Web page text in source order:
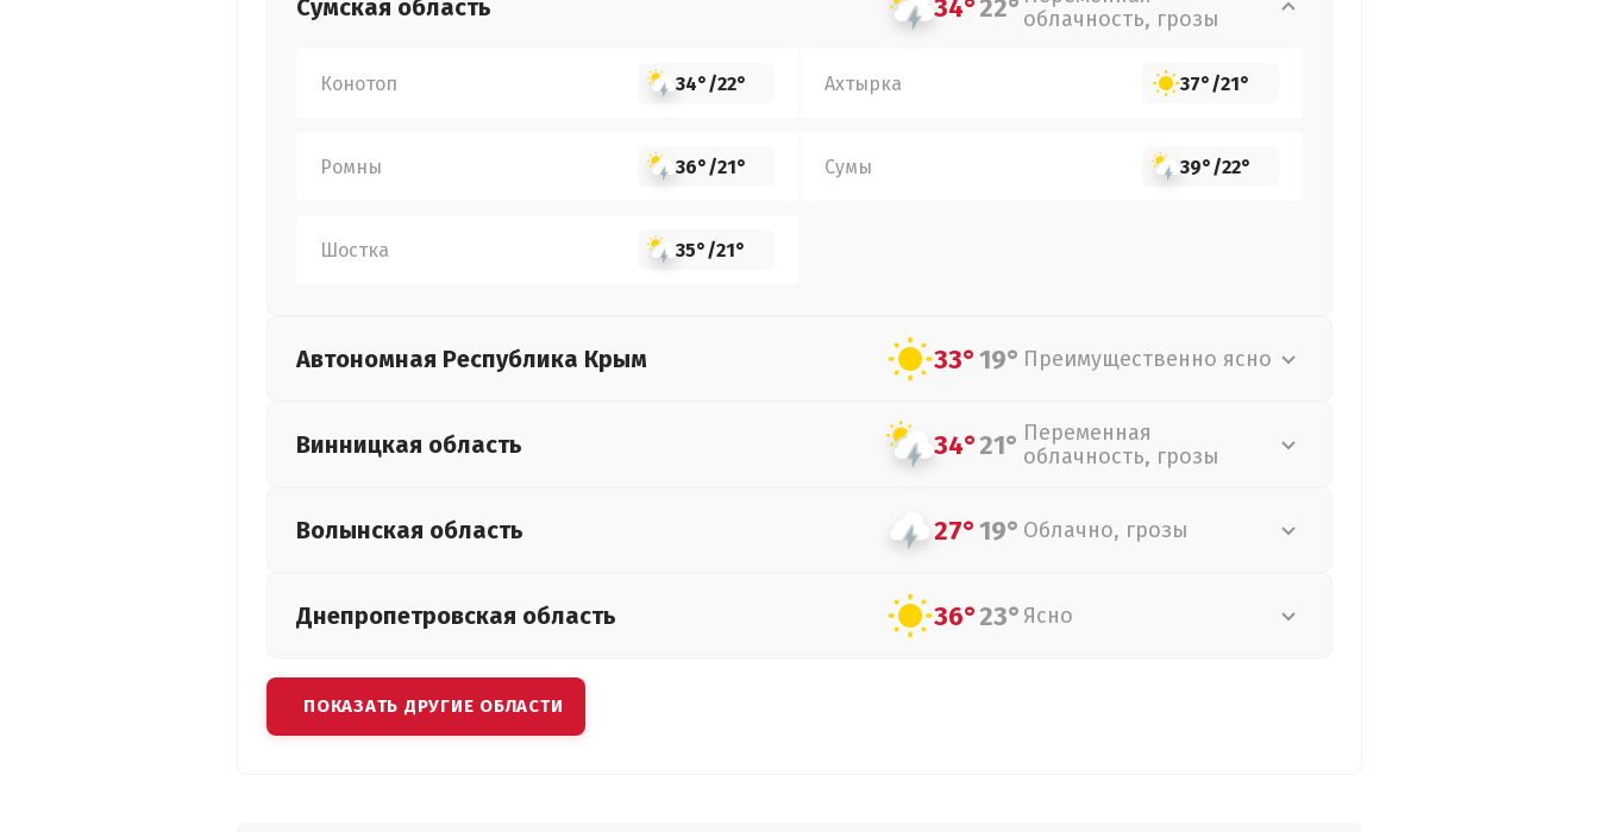
Сумская область 34°22° облачность, грозы
Конотоп 34°/22° Ахтырка 37°/21°
Ромны 36°/21° Сумы 39°/22°
Шостка 35°/21°
Автономная Республика Крым 33°19° Преимущественно ясно
Винницкая область 34°21° Переменная
облачность, грозы
Волынская область 27°19° Облачно, грозы
Днепропетровская область 36°23° Ясно
ПОКАЗАТЬ ДРУГИЕ ОБЛАСТИ